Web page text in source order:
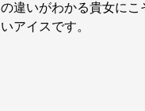
の違いがわかる貴女にこ
いアイスです。